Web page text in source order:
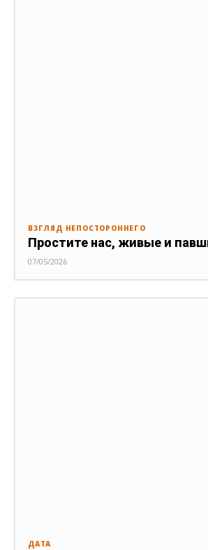
ВЗГЛЯД НЕПОСТОРОННЕГО
Простите нас, живые и
07/05/2026
ДАТА